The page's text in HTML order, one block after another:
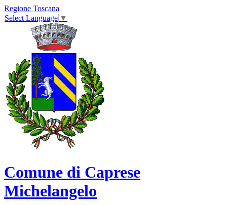
Regione Toscana
Select Language ▼
Comune di Caprese
Michelangelo